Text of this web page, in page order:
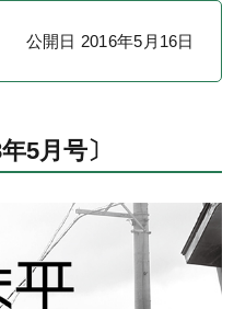
公開日 2016年5月16日
5月号〕